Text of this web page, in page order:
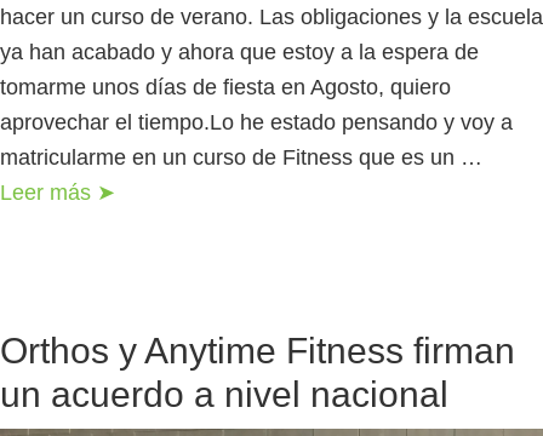
hacer un curso de verano. Las obligaciones y la escuela
ya han acabado y ahora que estoy a la espera de
tomarme unos días de fiesta en Agosto, quiero
aprovechar el tiempo.Lo he estado pensando y voy a
matricularme en un curso de Fitness que es un …
Leer más ➤
Orthos y Anytime Fitness firman
un acuerdo a nivel nacional